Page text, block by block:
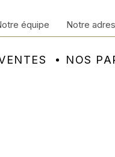
NOS
équipe Notre